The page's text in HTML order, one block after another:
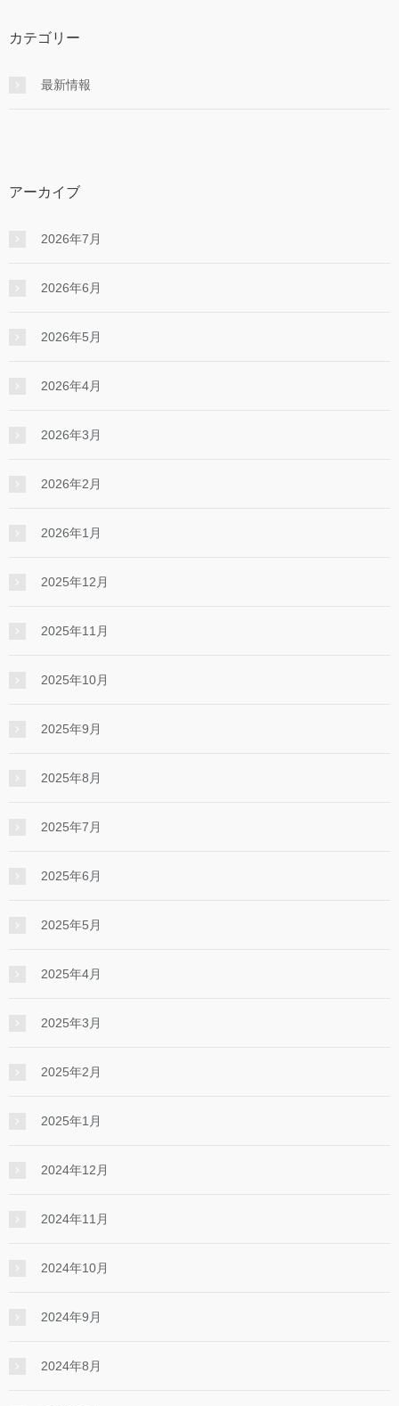
カテゴリー
最新情報
アーカイブ
2026年7月
2026年6月
2026年5月
2026年4月
2026年3月
2026年2月
2026年1月
2025年12月
2025年11月
2025年10月
2025年9月
2025年8月
2025年7月
2025年6月
2025年5月
2025年4月
2025年3月
2025年2月
2025年1月
2024年12月
2024年11月
2024年10月
2024年9月
2024年8月